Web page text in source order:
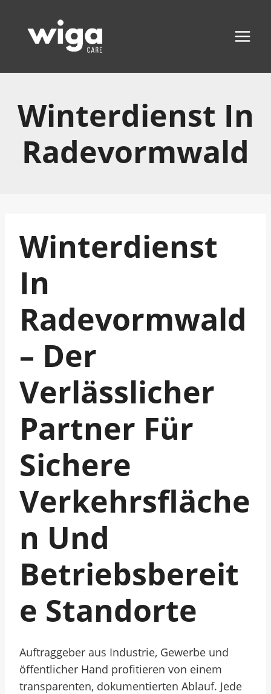
Inhalt
springen
Winterdienst In
Radevormwald
Winterdienst
In
Radevormwald
– Der
Verlässlicher
Partner Für
Sichere
Verkehrsfläche
N Und
Betriebsbereit
E Standorte
Auftraggeber aus Industrie, Gewerbe und
öffentlicher Hand profitieren von einem
transparenten, dokumentierten Ablauf. Jede